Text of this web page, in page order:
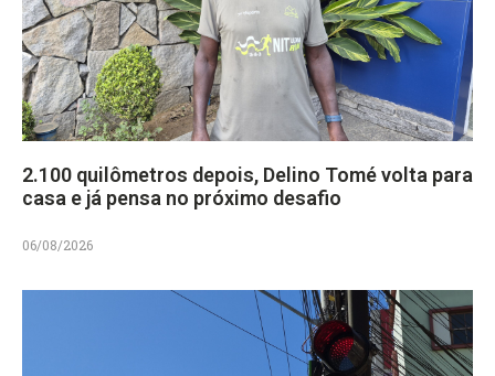
2.100 quilômetros depois, Delino Tomé volta para
casa e já pensa no próximo desafio
06/08/2026